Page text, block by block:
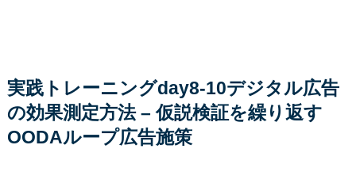
実践トレーニングday8-10デジタル広告
の効果測定方法 – 仮説検証を繰り返す
OODAループ広告施策